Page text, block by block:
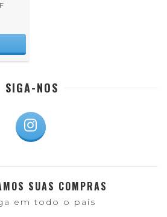
SIGA-NOS
SUAS COMPRAS
em todo o país